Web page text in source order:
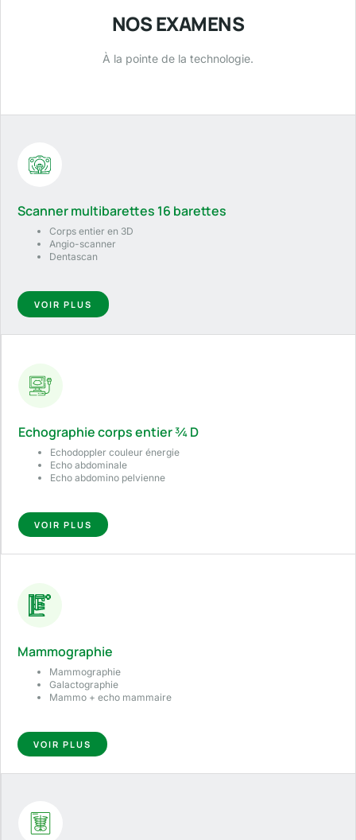
NOS EXAMENS
À la pointe de la technologie.
Scanner multibarettes 16 barettes
Corps entier en 3D
Angio-scanner
Dentascan
VOIR PLUS
Echographie corps entier ¾ D
Echodoppler couleur énergie
Echo abdominale
Echo abdomino pelvienne
VOIR PLUS
Mammographie
Mammographie
Galactographie
Mammo + echo mammaire
VOIR PLUS